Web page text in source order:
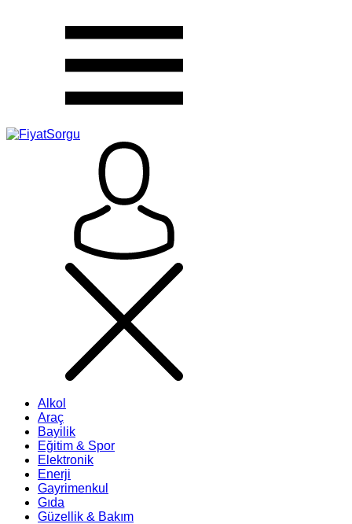
Alkol
Araç
Bayilik
Eğitim & Spor
Elektronik
Enerji
Gayrimenkul
Gıda
Güzellik & Bakım